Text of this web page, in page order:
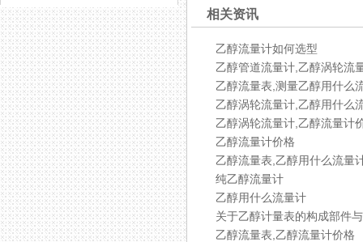
相关资讯
乙醇流量计如何选型
乙醇管道流量计,乙醇涡轮流
乙醇流量表,测量乙醇用什么
乙醇涡轮流量计,乙醇用什么
乙醇涡轮流量计,乙醇流量计
乙醇流量计价格
乙醇流量表,乙醇用什么流量
纯乙醇流量计
乙醇用什么流量计
关于乙醇计量表的构成部件
乙醇流量表,乙醇流量计价格